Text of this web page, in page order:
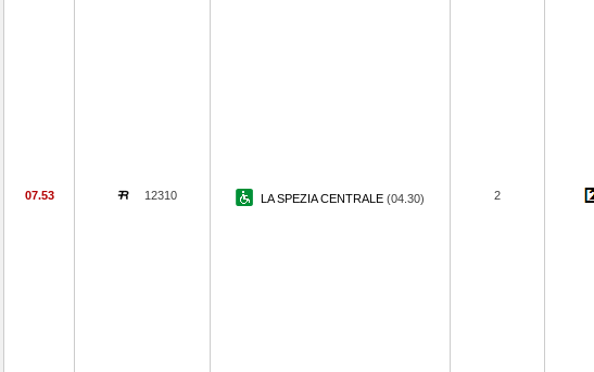
07.53 12310 LA SPEZIA CENTRALE (04.30) 2